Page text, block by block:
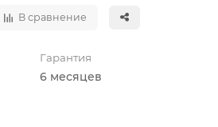
В сравнение
Гарантия
6 месяцев